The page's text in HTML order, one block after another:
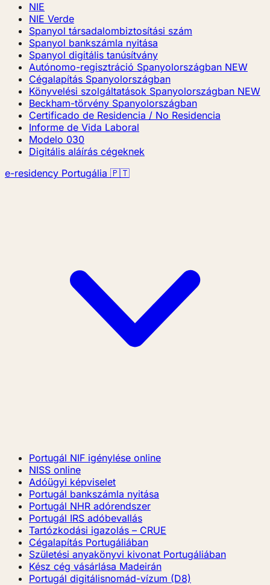
NIE
NIE Verde
Spanyol társadalombiztosítási szám
Spanyol bankszámla nyitása
Spanyol digitális tanúsítvány
Autónomo-regisztráció Spanyolországban NEW
Cégalapítás Spanyolországban
Könyvelési szolgáltatások Spanyolországban NEW
Beckham-törvény Spanyolországban
Certificado de Residencia / No Residencia
Informe de Vida Laboral
Modelo 030
Digitális aláírás cégeknek
e-residency Portugália 🇵🇹
Portugál NIF igénylése online
NISS online
Adóügyi képviselet
Portugál bankszámla nyitása
Portugál NHR adórendszer
Portugál IRS adóbevallás
Tartózkodási igazolás – CRUE
Cégalapítás Portugáliában
Születési anyakönyvi kivonat Portugáliában
Kész cég vásárlása Madeirán
Portugál digitálisnomád-vízum (D8)